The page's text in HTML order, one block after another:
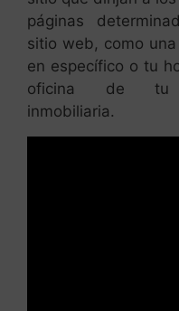
inmobiliaria.